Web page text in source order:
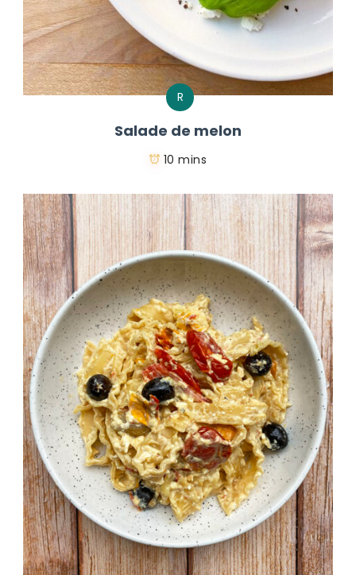
R
Salade de melon
10 mins